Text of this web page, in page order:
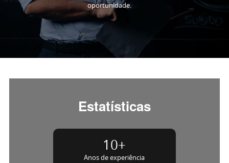
oportunidade.
Estatísticas
10+
Anos de experiência